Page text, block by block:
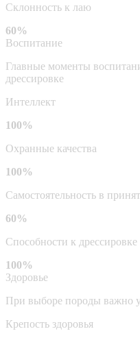
Склонность к лаю
60%
Воспитание
Главные моменты
дрессировке
Интеллект
100%
Охранные качества
100%
Самостоятельность в
60%
Способности к дрессировке
100%
Здоровье
При выборе породы важно
Крепость здоровья